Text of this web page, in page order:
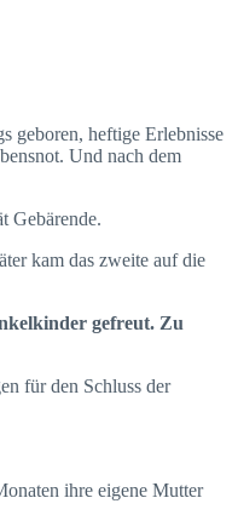
geboren, heftige Erlebnisse
Und nach dem
Gebärende.
kam das zweite auf die
gefreut. Zu
für den Schluss der
ihre eigene Mutter